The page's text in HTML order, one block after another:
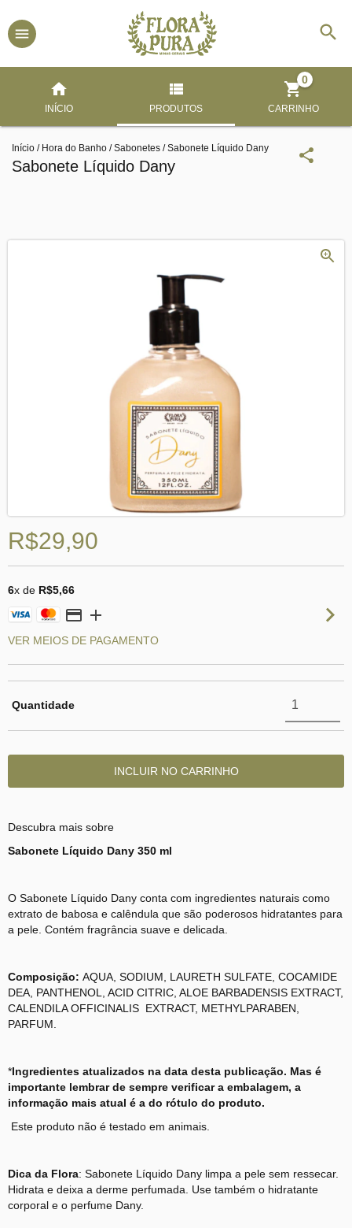
INÍCIO PRODUTOS CARRINHO
0
Início / Hora do Banho / Sabonetes / Sabonete Líquido Dany
Sabonete Líquido Dany
R$29,90
6x de R$5,66
VER MEIOS DE PAGAMENTO
Quantidade
Descubra mais sobre
Sabonete Líquido Dany 350 ml
O Sabonete Líquido Dany conta com ingredientes naturais como
extrato de babosa e calêndula que são poderosos hidratantes para
a pele. Contém fragrância suave e delicada.
Composição: AQUA, SODIUM, LAURETH SULFATE, COCAMIDE
DEA, PANTHENOL, ACID CITRIC, ALOE BARBADENSIS EXTRACT,
CALENDILA OFFICINALIS EXTRACT, METHYLPARABEN,
PARFUM.
*Ingredientes atualizados na data desta publicação. Mas é
importante lembrar de sempre verificar a embalagem, a
informação mais atual é a do rótulo do produto.
Este produto não é testado em animais.
Dica da Flora: Sabonete Líquido Dany limpa a pele sem ressecar.
Hidrata e deixa a derme perfumada. Use também o hidratante
corporal e o perfume Dany.